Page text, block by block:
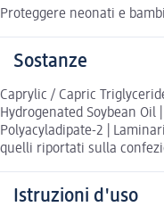
Proteggere neonati e
Sostanze
Caprylic / Capric
Hydrogenated Soybean
Polyacyladipate-2 |
quelli riportati sulla
Istruzioni d'uso